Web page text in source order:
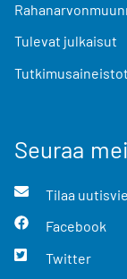
Tulevat julkaisut
Tutkimusaineistot
Seuraa
Tilaa
Facebook
Twitter